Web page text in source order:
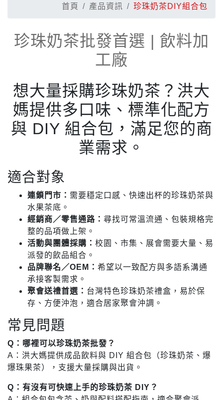
首頁 產品資訊 珍珠奶茶DIY組合包
珍珠奶茶批發首選 | 飲料加
工廠
想大量採購珍珠奶茶？洪大
媽提供多口味、標準化配方
與 DIY 組合包，滿足您的商
業需求。
適合對象
連鎖門市： 需要穩定口感、快速出杯的珍珠奶茶與
水果茶底。
經銷商／零售通路： 尋找可常溫流通、包裝規格完
整的品項做上架。
活動與團體採購： 校園、市集、展會需要大量、易
派發的飲品組合。
品牌聯名／OEM： 希望以一致配方與多語系溝通
承接客製需求。
聚會送禮首選： 台灣特色珍珠奶茶禮盒，易於保
存、方便沖泡，適合居家聚會沖調。
常見問題
Q：哪裡可以珍珠奶茶批發？
A：洪大媽提供成品飲料與 DIY 組合包（珍珠奶茶、爆
爆珠果茶），支援大量採購與出貨。
Q：有沒有可快速上手的珍珠奶茶 DIY？